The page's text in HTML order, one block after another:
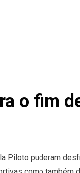
o fim
Piloto puderam